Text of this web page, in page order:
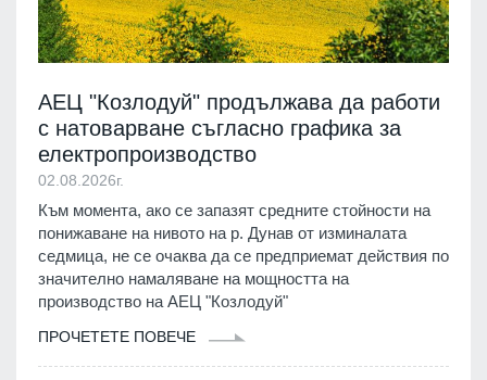
АЕЦ "Козлодуй" продължава да работи
с натоварване съгласно графика за
електропроизводство
02.08.2026г.
Към момента, ако се запазят средните стойности на
понижаване на нивото на р. Дунав от изминалата
седмица, не се очаква да се предприемат действия по
значително намаляване на мощността на
производство на АЕЦ "Козлодуй"
ПРОЧЕТЕТЕ ПОВЕЧЕ